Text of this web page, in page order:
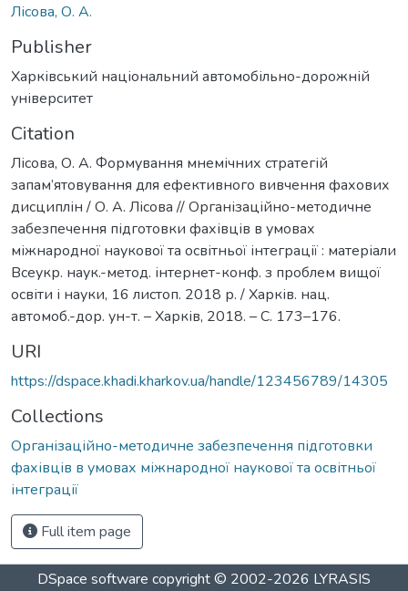
Лісова, О. А.
Publisher
Харківський національний автомобільно-дорожній
університет
Citation
Лісова, О. А. Формування мнемічних стратегій
запам’ятовування для ефективного вивчення фахових
дисциплін / О. А. Лісова // Організаційно-методичне
забезпечення підготовки фахівців в умовах
міжнародної наукової та освітньої інтеграції : матеріали
Всеукр. наук.-метод. інтернет-конф. з проблем вищої
освіти і науки, 16 листоп. 2018 р. / Харків. нац.
автомоб.-дор. ун-т. – Харків, 2018. – С. 173–176.
URI
https://dspace.khadi.kharkov.ua/handle/123456789/14305
Collections
Організаційно-методичне забезпечення підготовки
фахівців в умовах міжнародної наукової та освітньої
інтеграції
Full item page
DSpace software copyright © 2002-2026 LYRASIS